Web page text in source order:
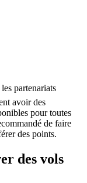
partenariats
avoir des
pour toutes
de faire
des points.
des vols